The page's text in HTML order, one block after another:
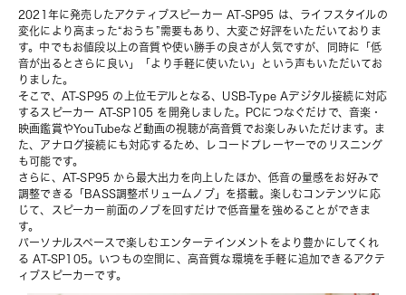
2021年に発売したアクティブスピーカー AT-SP95 は、ライフスタイルの
変化により高まった“おうち”需要もあり、大変ご好評をいただいておりま
す。中でもお値段以上の音質や使い勝手の良さが人気ですが、同時に「低
音が出るとさらに良い」「より手軽に使いたい」という声もいただいてお
りました。
そこで、AT-SP95 の上位モデルとなる、USB-Type Aデジタル接続に対応
するスピーカー AT-SP105 を開発しました。PCにつなぐだけで、音楽・
映画鑑賞やYouTubeなど動画の視聴が高音質でお楽しみいただけます。ま
た、アナログ接続にも対応するため、レコードプレーヤーでのリスニング
も可能です。
さらに、AT-SP95 から最大出力を向上したほか、低音の量感をお好みで
調整できる「BASS調整ボリュームノブ」を搭載。楽しむコンテンツに応
じて、スピーカー前面のノブを回すだけで低音量を強めることができま
す。
パーソナルスペースで楽しむエンターテインメントをより豊かにしてくれ
る AT-SP105。いつもの空間に、高音質な環境を手軽に追加できるアクテ
ィブスピーカーです。